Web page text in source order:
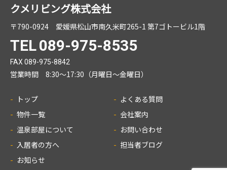
クメリビング株式会社
〒790-0924 愛媛県松山市南久米町265-1 第7ゴトービル1階
TEL089-975-8535
FAX 089-975-8842
営業時間 8:30～17:30（月曜日～金曜日）
トップ
物件一覧
温泉部屋について
入居者の方へ
お知らせ
よくある質問
会社案内
お問い合わせ
担当者ブログ